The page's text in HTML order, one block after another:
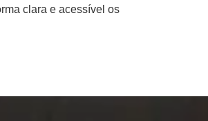
clara e acessível os